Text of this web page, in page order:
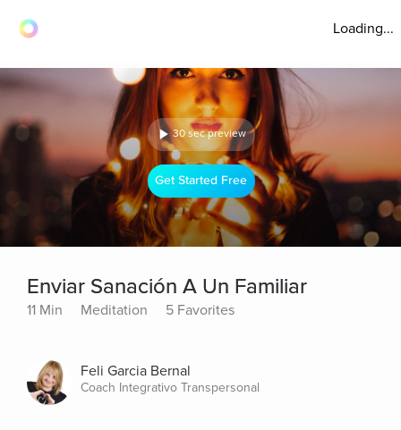
Loading...
30 sec preview
Get Started Free
Enviar Sanación A Un Familiar
11 Min Meditation 5 Favorites
Feli Garcia Bernal
Coach Integrativo Transpersonal